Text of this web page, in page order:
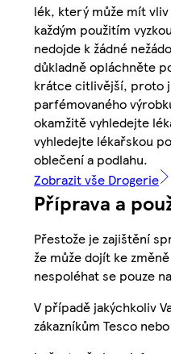
lék, který může mít
každým použitím
nedojde k žádné
důkladně opláchněte
krátce citlivější, proto
parfémovaného
okamžitě vyhledejte
vyhledejte lékařskou
oblečení a podlahu.
Zobrazit vše Drogerie
Příprava a
Přestože je zajištění
že může dojít ke
nespoléhat se pouze
V případě jakýchkoliv
zákazníkům Tesco